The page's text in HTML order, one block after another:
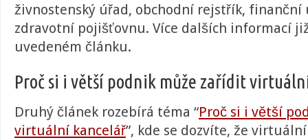
živnostenský úřad, obchodní rejstřík, finanční
zdravotní pojišťovnu. Více dalších informací
uvedeném článku.
Proč si i větší podnik může zařídit
Druhý článek rozebírá téma “Proč si i větší
virtuální kancelář”, kde se dozvíte, že virtuální